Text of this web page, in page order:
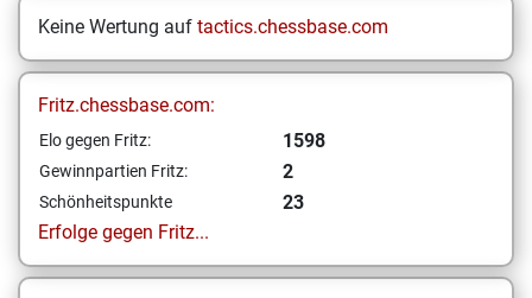
Keine Wertung auf tactics.chessbase.com
Fritz.chessbase.com:
Elo gegen Fritz: 1598
Gewinnpartien Fritz: 2
Schönheitspunkte
23
Erfolge gegen Fritz...